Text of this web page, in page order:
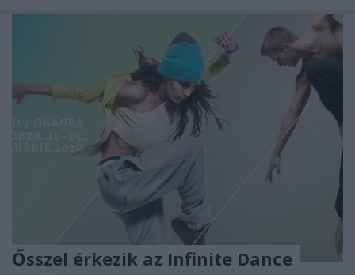
Ősszel érkezik az Infinite Dance